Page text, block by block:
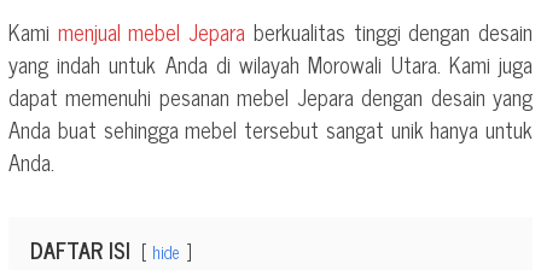
Kami menjual mebel Jepara berkualitas tinggi dengan desain
yang indah untuk Anda di wilayah Morowali Utara. Kami juga
dapat memenuhi pesanan mebel Jepara dengan desain yang
Anda buat sehingga mebel tersebut sangat unik hanya untuk
Anda.
DAFTAR ISI hide